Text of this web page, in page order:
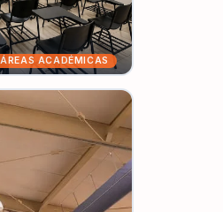
ÁREAS ACADÉMICAS